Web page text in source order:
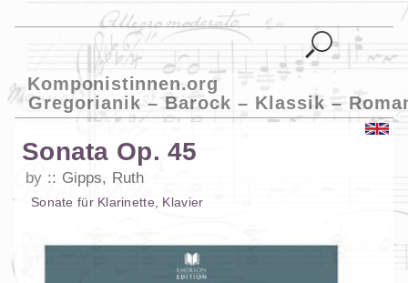
Komponistinnen.org
Gregorianik – Barock – Klassik –
Sonata Op. 45
by Gipps, Ruth
Sonate für Klarinette, Klavier